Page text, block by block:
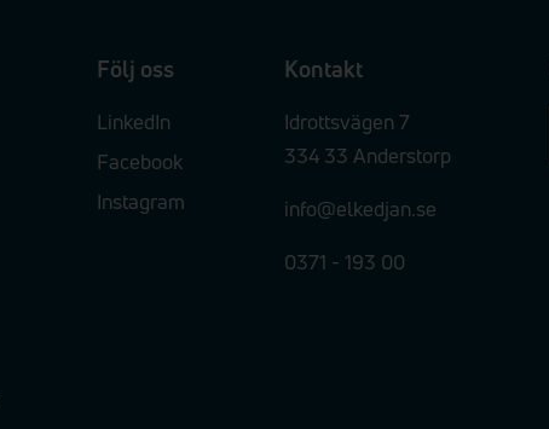
Följ oss
LinkedIn
Facebook
Instagram
Kontakt
Idrottsvägen 7
334 33 Anderstorp
info@elkedjan.se
0371 - 193 00